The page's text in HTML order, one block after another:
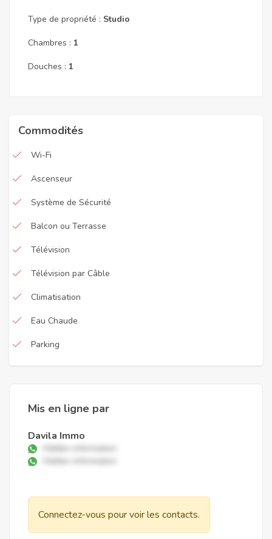
Type de propriété : Studio
Chambres : 1
Douches : 1
Commodités
Wi-Fi
Ascenseur
Système de Sécurité
Balcon ou Terrasse
Télévision
Télévision par Câble
Climatisation
Eau Chaude
Parking
Mis en ligne par
Davila Immo
Hidden information
Hidden information
Connectez-vous pour voir les contacts.